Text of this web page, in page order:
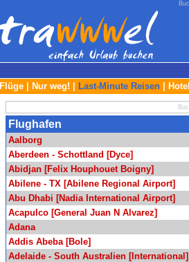
Flüge
Nur weg! Last-Minute Reisen
Flughafen
Aalborg
Aberdeen - Schottland [Dyce]
Abidjan [Felix Houphouet Boigny]
Abilene - TX [Abilene Regional Airport]
Abu Dhabi [Nadia International Airport]
Acapulco [General Juan N Alvarez]
Adana
Addis Abeba [Bole]
Adelaide - South Australien [International]